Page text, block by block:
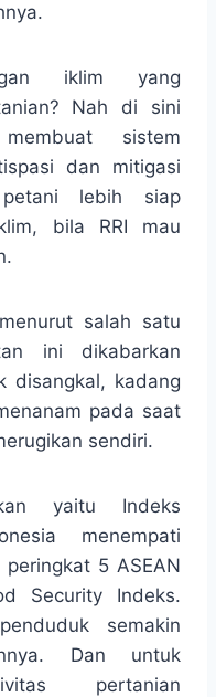
iklim yang
Nah di sini
sistem
dan mitigasi
lebih siap
bila RRI mau
salah satu
ini dikabarkan
disangkal, kadang
pada saat
sendiri.
yaitu Indeks
menempati
5 ASEAN
Security Indeks.
semakin
Dan untuk
pertanian